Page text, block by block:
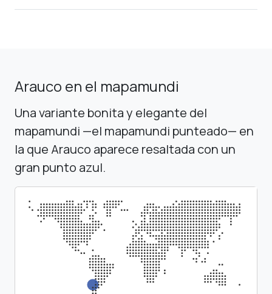
Arauco en el mapamundi
Una variante bonita y elegante del
mapamundi —el mapamundi punteado— en
la que Arauco aparece resaltada con un
gran punto azul.